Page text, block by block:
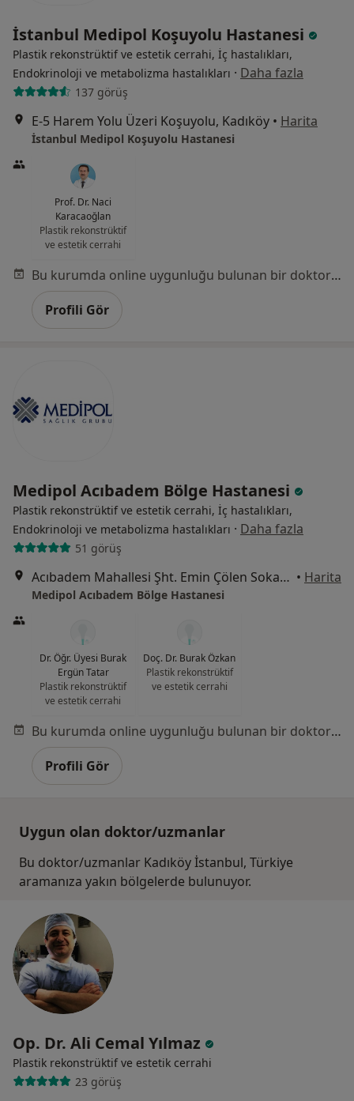
İstanbul Medipol Koşuyolu Hastanesi
Plastik rekonstrüktif ve estetik cerrahi, İç hastalıkları,
Endokrinoloji ve metabolizma hastalıkları · Daha fazla
137 görüş
E-5 Harem Yolu Üzeri Koşuyolu, Kadıköy • Harita
İstanbul Medipol Koşuyolu Hastanesi
Prof. Dr. Naci
Karacaoğlan
Plastik rekonstrüktif
ve estetik cerrahi
Bu kurumda online uygunluğu bulunan bir doktor veya uzman bulunamadı
Profili Gör
Medipol Acıbadem Bölge Hastanesi
Plastik rekonstrüktif ve estetik cerrahi, İç hastalıkları,
Endokrinoloji ve metabolizma hastalıkları · Daha fazla
51 görüş
Acıbadem Mahallesi Şht. Emin Çölen Sokağı No:4, Kadıköy • Harita
Medipol Acıbadem Bölge Hastanesi
Dr. Öğr. Üyesi Burak
Ergün Tatar
Plastik rekonstrüktif
ve estetik cerrahi
Doç. Dr. Burak Özkan
Plastik rekonstrüktif
ve estetik cerrahi
Bu kurumda online uygunluğu bulunan bir doktor veya uzman bulunamadı
Profili Gör
Uygun olan doktor/uzmanlar
Bu doktor/uzmanlar Kadıköy İstanbul, Türkiye
aramanıza yakın bölgelerde bulunuyor.
Op. Dr. Ali Cemal Yılmaz
Plastik rekonstrüktif ve estetik cerrahi
23 görüş